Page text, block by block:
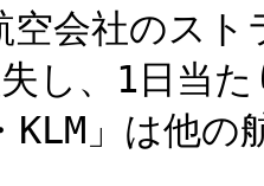
空会社のス
し、1日当
KLM」は他